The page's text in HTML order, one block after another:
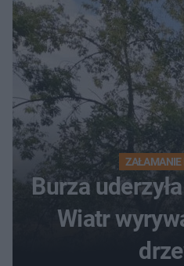
ZAŁAMANIE
Burza
Wiatr